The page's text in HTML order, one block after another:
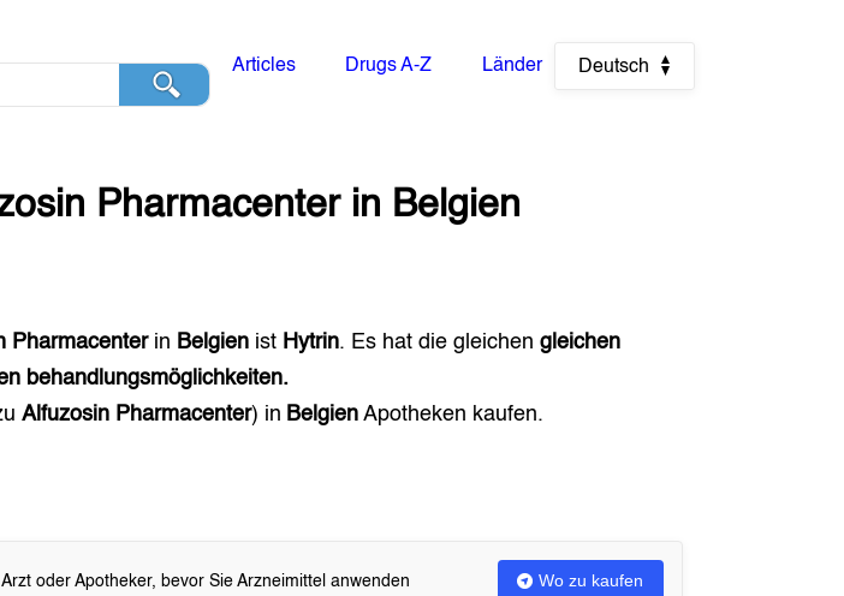
Articles Drugs A-Z Länder Deutsch
Pharmacenterin Belgien
Pharmacenterin Belgien ist Hytrin. Es hat die gleichen gleichen
behandlungsmöglichkeiten.
Alfuzosin Pharmacenter) in Belgien Apotheken kaufen.
oder Apotheker, bevor Sie Arzneimittel anwenden Wo zu kaufen